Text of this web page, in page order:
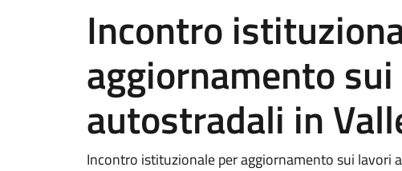
Incontro
aggiornamento
autostradali in
Incontro istituzionale per aggiornamento sui lavori